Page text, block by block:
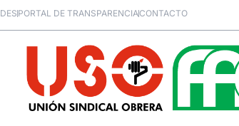
PORTAL DE TRANSPARENCIACONTACTO